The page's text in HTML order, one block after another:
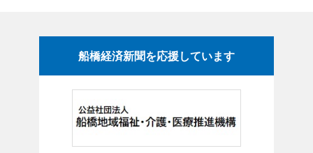
船橋経済新聞を応援しています